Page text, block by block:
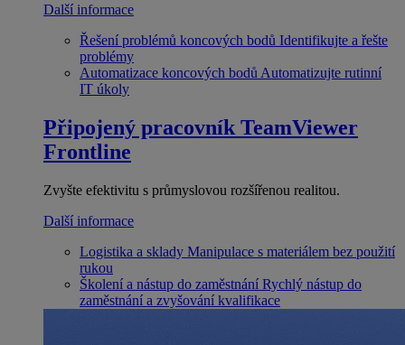
Další informace
Řešení problémů koncových bodů Identifikujte a řešte
problémy
Automatizace koncových bodů Automatizujte rutinní
IT úkoly
Připojený pracovník TeamViewer
Frontline
Zvyšte efektivitu s průmyslovou rozšířenou realitou.
Další informace
Logistika a sklady Manipulace s materiálem bez použití
rukou
Školení a nástup do zaměstnání Rychlý nástup do
zaměstnání a zvyšování kvalifikace